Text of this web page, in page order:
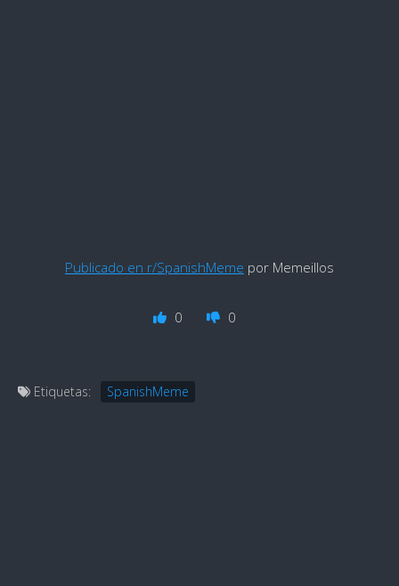
Publicado en r/SpanishMeme por Memeillos
0 0
Etiquetas: SpanishMeme